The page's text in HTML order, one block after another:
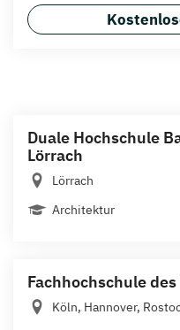
Duale Hochschule
Lörrach
Lörrach
Architektur
Fachhochschule
Köln, Hannover,